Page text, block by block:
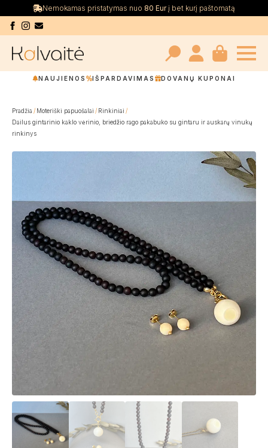
Nemokamas pristatymas nuo 80 Eurį bet kurį paštomatą
Search
NAUJIENOS IŠPARDAVIMAS DOVANŲ KUPONAI
Pradžia Moteriški papuošalai
Rinkiniai
Dailus gintarinio kaklo vėrinio, briedžio rago pakabuko su gintaru ir auskarų vinukų
rinkinys